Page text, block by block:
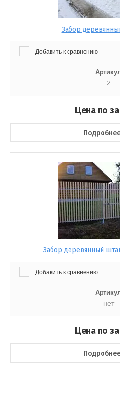
Забор
Добавить к сравнению
2
Цена по
Подробнее
Забор деревянный
Добавить к сравнению
нет
Цена по
Подробнее